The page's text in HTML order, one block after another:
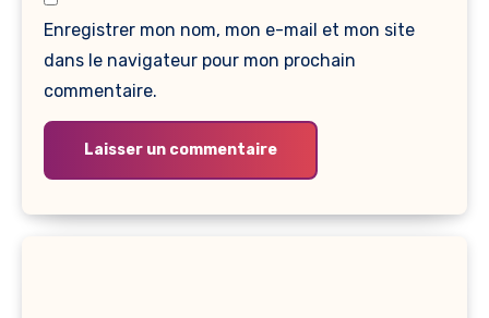
Enregistrer mon nom, mon e-mail et mon site
dans le navigateur pour mon prochain
commentaire.